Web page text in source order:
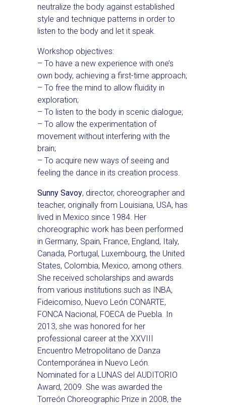
neutralize the body against established
style and technique patterns in order to
listen to the body and let it speak.
Workshop objectives:
– To have a new experience with one’s
own body, achieving a first-time approach;
– To free the mind to allow fluidity in
exploration;
– To listen to the body in scenic dialogue;
– To allow the experimentation of
movement without interfering with the
brain;
– To acquire new ways of seeing and
feeling the dance in its creation process.
Sunny Savoy, director, choreographer and
teacher, originally from Louisiana, USA, has
lived in Mexico since 1984. Her
choreographic work has been performed
in Germany, Spain, France, England, Italy,
Canada, Portugal, Luxembourg, the United
States, Colombia, Mexico, among others.
She received scholarships and awards
from various institutions such as INBA,
Fideicomiso, Nuevo León CONARTE,
FONCA Nacional, FOECA de Puebla. In
2013, she was honored for her
professional career at the XXVIII
Encuentro Metropolitano de Danza
Contemporánea in Nuevo León.
Nominated for a LUNAS del AUDITORIO
Award, 2009. She was awarded the
Torreón Choreographic Prize in 2008, the